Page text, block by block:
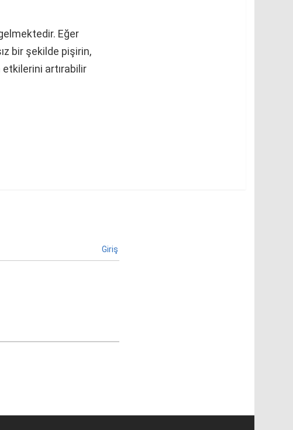
Eğer
bir şekilde pişirin,
etkilerini artırabilir
Giriş